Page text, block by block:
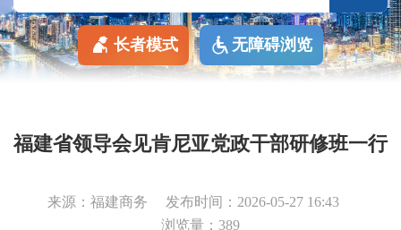
长者模式 无障碍浏览
福建省领导会见肯尼亚党政干部研修班一行
来源：福建商务
发布时间：2026-05-27 16:43
浏览量：389